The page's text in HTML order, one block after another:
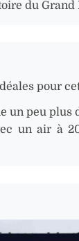
du Grand
pour
un peu plus
un air à